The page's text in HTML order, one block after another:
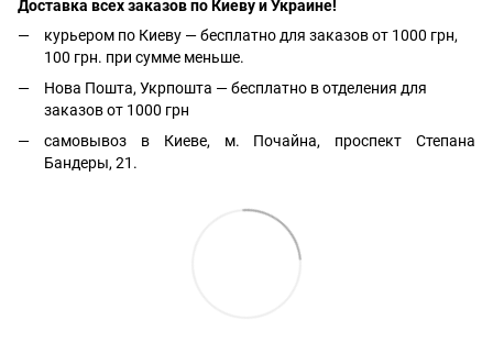
Доставка всех заказов по Киеву и Украине!
курьером по Киеву — бесплатно для заказов от 1000 грн,
100 грн. при сумме меньше.
Нова Пошта, Укрпошта — бесплатно в отделения для
заказов от 1000 грн
самовывоз в Киеве, м. Почайна, проспект Степана
Бандеры, 21.